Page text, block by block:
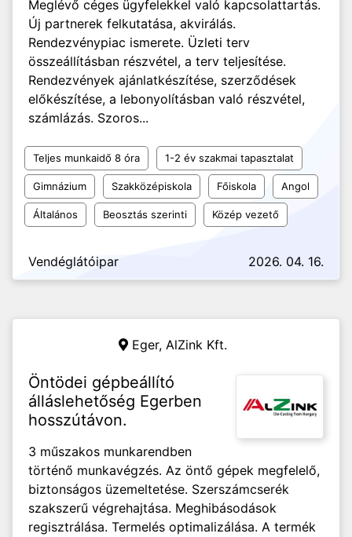
Meglévő céges ügyfelekkel való kapcsolattartás.
Új partnerek felkutatása, akvirálás.
Rendezvénypiac ismerete. Üzleti terv
összeállításban részvétel, a terv teljesítése.
Rendezvények ajánlatkészítése, szerződések
előkészítése, a lebonyolításban való részvétel,
számlázás. Szoros...
Teljes munkaidő 8 óra 1-2 év szakmai tapasztalat
Gimnázium Szakközépiskola Főiskola Angol
Általános Beosztás szerinti Közép vezető
Vendéglátóipar 2026. 04. 16.
Eger, AlZink Kft.
Öntödei gépbeállító
álláslehetőség Egerben
hosszútávon.
3 műszakos munkarendben
történő munkavégzés. Az öntő gépek megfelelő,
biztonságos üzemeltetése. Szerszámcserék
szakszerű végrehajtása. Meghibásodások
regisztrálása. Termelés optimalizálása. A termék